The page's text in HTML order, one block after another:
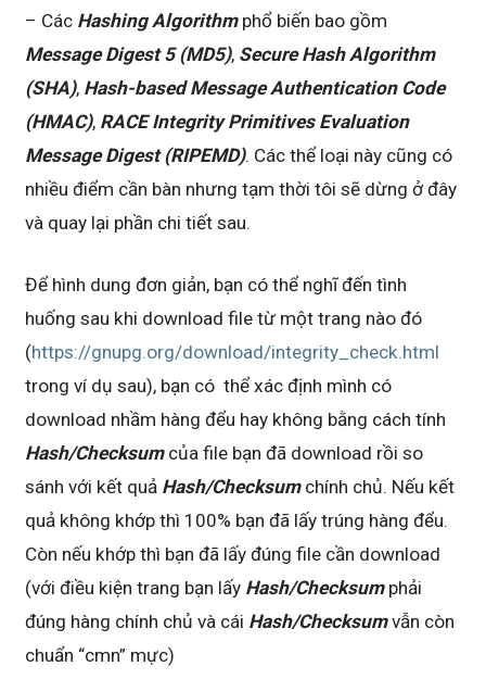
– Các Hashing Algorithmphổ biến bao gồm
Message Digest 5 (MD5), Secure Hash Algorithm
(SHA), Hash-based Message Authentication Code
(HMAC), RACE Integrity Primitives Evaluation
Message Digest (RIPEMD). Các thể loại này cũng có
nhiều điểm cần bàn nhưng tạm thời tôi sẽ dừng ở đây
và quay lại phần chi tiết sau.
Để hình dung đơn giản, bạn có thể nghĩ đến tình
huống sau khi download file từ một trang nào đó
(https://gnupg.org/download/integrity_check.html
trong ví dụ sau), bạn có thể xác định mình có
download nhầm hàng đểu hay không bằng cách tính
Hash/Checksumcủa file bạn đã download rồi so
sánh với kết quả Hash/Checksumchính chủ. Nếu kết
quả không khớp thì 100% bạn đã lấy trúng hàng đểu.
Còn nếu khớp thì bạn đã lấy đúng file cần download
(với điều kiện trang bạn lấy Hash/Checksumphải
đúng hàng chính chủ và cái Hash/Checksumvẫn còn
chuẩn “cmn” mực)